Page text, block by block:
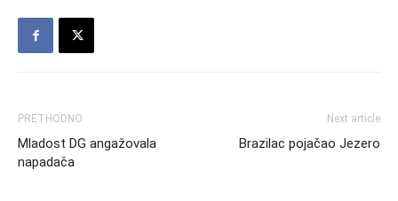
PRETHODNO
Mladost DG angažovala
napadača
Next article
Brazilac pojačao Jezero